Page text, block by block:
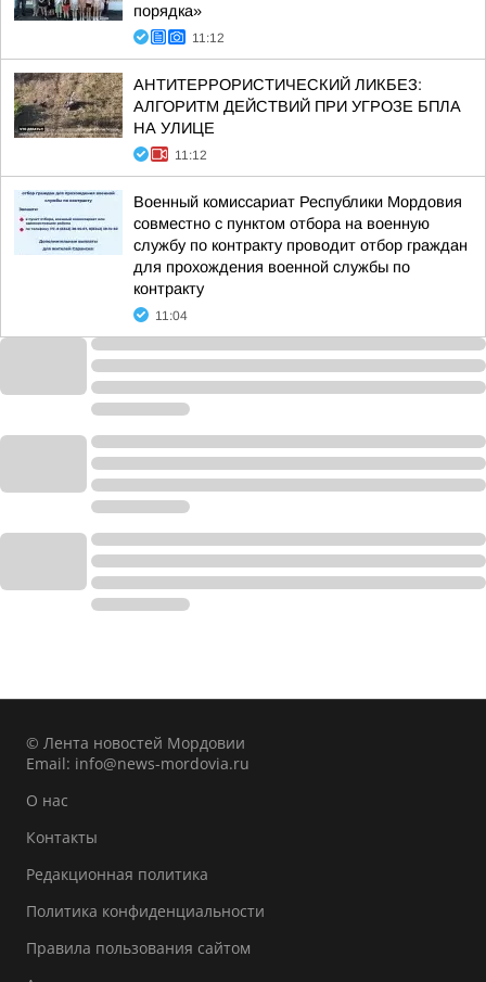
порядка»
11:12
АНТИТЕРРОРИСТИЧЕСКИЙ ЛИКБЕЗ:
АЛГОРИТМ ДЕЙСТВИЙ ПРИ УГРОЗЕ БПЛА
НА УЛИЦЕ
11:12
Военный комиссариат Республики Мордовия
совместно с пунктом отбора на военную
службу по контракту проводит отбор граждан
для прохождения военной службы по
контракту
11:04
© Лента новостей Мордовии
Email: info@news-mordovia.ru
О нас
Контакты
Редакционная политика
Политика конфиденциальности
Правила пользования сайтом